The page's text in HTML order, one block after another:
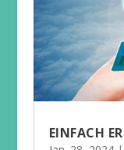
EINFACH